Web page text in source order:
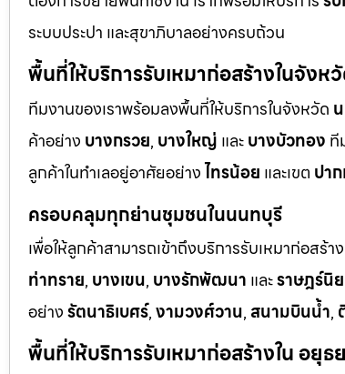
ระบบประปา และสุขาภิบาลอย่างครบถ้วน
พื้นที่ให้บริการรับเหมาก่อสร้างในจังห
ทีมงานของเราพร้อมลงพื้นที่ให้บริการในจังหวัด
ค้าอย่าง บางกรวย, บางใหญ่ และบางบัวทอง ที
ลูกค้าในทำเลอยู่อาศัยอย่างไทรน้อย และเขต ปา
ครอบคลุมทุกย่านชุมชนในนนทบุรี
เพื่อให้ลูกค้าสามารถเข้าถึงบริการรับเหมาก่อส
ท่าทราย, บางเขน, บางรักพัฒนา และราษฎร์นิ
อย่างรัตนาธิเบศร์,งามวงศ์วาน, สนามบินน้ำ,
พื้นที่ให้บริการรับเหมาก่อสร้างใน อยุธ